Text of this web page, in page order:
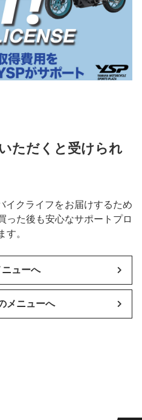
ただくと受けられ
イクライフをお届けするため
った後も安心なサポートプロ
。
ューへ
メニューへ